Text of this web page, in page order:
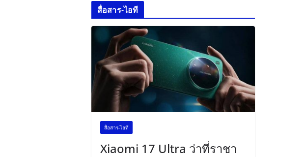
สื่อสาร-ไอที
สื่อสาร-ไอที
Xiaomi 17 Ultra ว่าที่ราชา